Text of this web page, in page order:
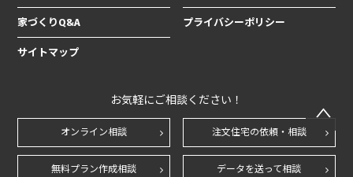
家づくりQ&A プライバシーポリシー
サイトマップ
お気軽にご相談ください！
オンライン相談 注文住宅の依頼・相談
無料プラン作成相談 データを送って相談